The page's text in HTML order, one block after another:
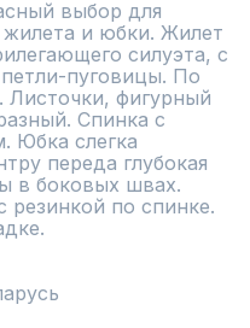
выбор для
жилета и юбки. Жилет
силуэта, с
пуговицы. По
фигурный
Спинка с
Юбка слегка
переда глубокая
в боковых швах.
резинкой по спинке.